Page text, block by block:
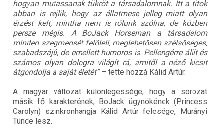
hogyan mutassanak tükröt a társadalomnak. Itt a titok
abban is rejlik, hogy az állatmese jelleg miatt olyan
érzést kelt, mintha nem is rólunk szólna, de közben
persze mégis. A BoJack Horseman a társadalom
minden szegmensét felöleli, meglehetősen szélsőséges,
szabadszájú, de emellett humoros is. Pellengérre állít és
számos olyan dologra világít rá, amitől a néző kicsit
átgondolja a saját életét”– tette hozzá Kálid Artúr.
A magyar változat különlegessége, hogy a sorozat
másik fő karakterének, BoJack ügynökének (Princess
Carolyn) szinkronhangja Kálid Artúr felesége, Murányi
Tünde lesz.